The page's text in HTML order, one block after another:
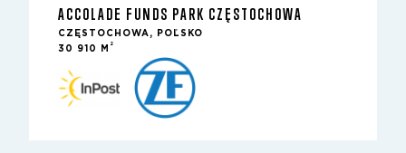
ACCOLADE FUNDS PARK CZĘSTOCHOWA
CZĘSTOCHOWA, POĽSKO
30 910 M
2